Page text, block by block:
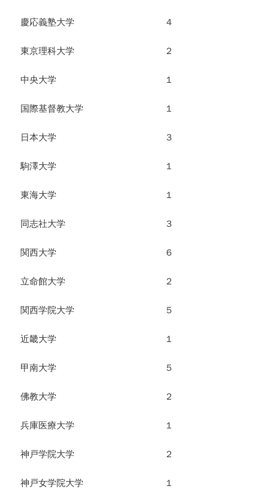
慶応義塾大学 ４
東京理科大学 ２
中央大学 １
国際基督教大学 １
日本大学 ３
駒澤大学 １
東海大学 １
同志社大学 ３
関西大学 ６
立命館大学 ２
関西学院大学 ５
近畿大学 １
甲南大学 ５
佛教大学 ２
兵庫医療大学 １
神戸学院大学 ２
神戸女学院大学 １